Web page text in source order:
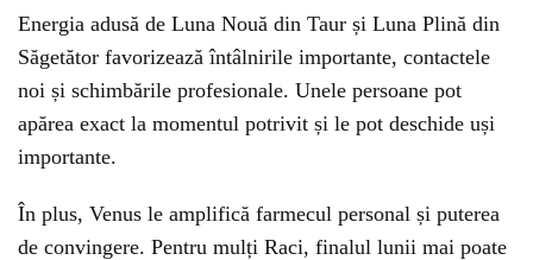
Energia adusă de Luna Nouă din Taur și Luna Plină din
Săgetător favorizează întâlnirile importante, contactele
noi și schimbările profesionale. Unele persoane pot
apărea exact la momentul potrivit și le pot deschide uși
importante.
În plus, Venus le amplifică farmecul personal și puterea
de convingere. Pentru mulți Raci, finalul lunii mai poate